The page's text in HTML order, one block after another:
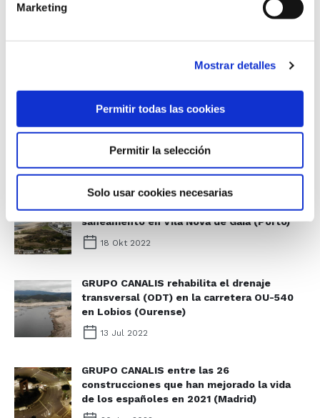
Marketing
Mostrar detalles
Permitir todas las cookies
Permitir la selección
Solo usar cookies necesarias
red de pluviales en Pontevedra
(Pontevedra)
21 Nov 2022
GRUPO CANALIS rehabilita los coletores de
saneamento en Vila Nova de Gaia (Porto)
18 Okt 2022
GRUPO CANALIS rehabilita el drenaje
transversal (ODT) en la carretera OU-540
en Lobios (Ourense)
13 Jul 2022
GRUPO CANALIS entre las 26
construcciones que han mejorado la vida
de los españoles en 2021 (Madrid)